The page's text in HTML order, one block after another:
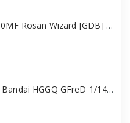
Mô hình Bandai 30MF Rosan Wizard [GDB] [30MF]
Mô hình Gundam Bandai HGGQ GFreD 1/144 [GDB] [BHG]